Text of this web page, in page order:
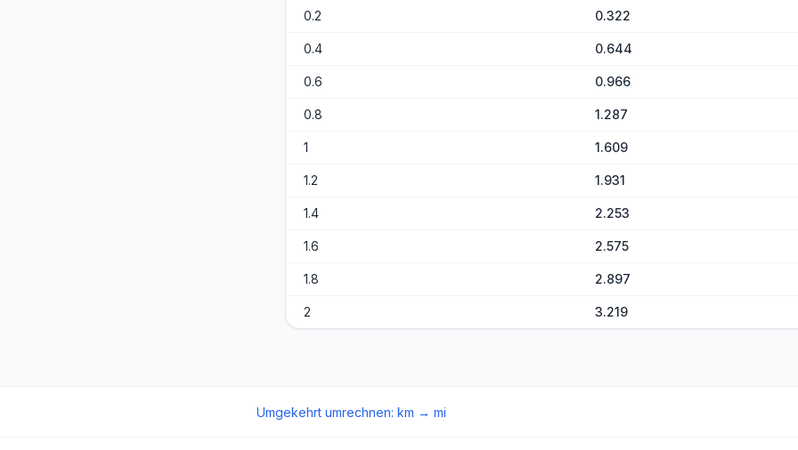
0.2 0.322
0.4 0.644
0.6 0.966
0.8 1.287
1 1.609
1.2 1.931
1.4 2.253
1.6 2.575
1.8 2.897
2 3.219
Umgekehrt umrechnen: km → mi